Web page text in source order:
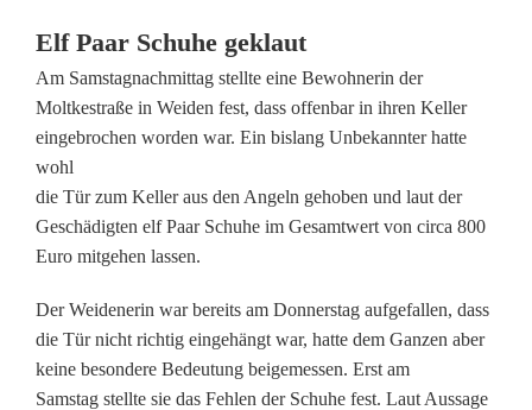
b
e
n
,
b
e
t
r
u
Elf Paar Schuhe geklaut
Am Samstagnachmittag stellte eine Bewohnerin der
Moltkestraße in Weiden fest, dass offenbar in ihren Keller
eingebrochen worden war. Ein bislang Unbekannter hatte
wohl
die Tür zum Keller aus den Angeln gehoben und laut der
Geschädigten elf Paar Schuhe im Gesamtwert von circa 800
Euro mitgehen lassen.
Der Weidenerin war bereits am Donnerstag aufgefallen, dass
die Tür nicht richtig eingehängt war, hatte dem Ganzen aber
keine besondere Bedeutung beigemessen. Erst am
Samstag stellte sie das Fehlen der Schuhe fest. Laut Aussage